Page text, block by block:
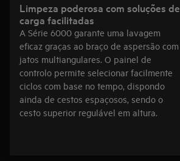
Limpeza poderosa com soluções de
carga facilitadas
A Série 6000 garante uma lavagem
eficaz graças ao braço de aspersão com
jatos multiangulares. O painel de
controlo permite selecionar facilmente
ciclos com base no tempo, dispondo
ainda de cestos espaçosos, sendo o
cesto superior regulável em altura.